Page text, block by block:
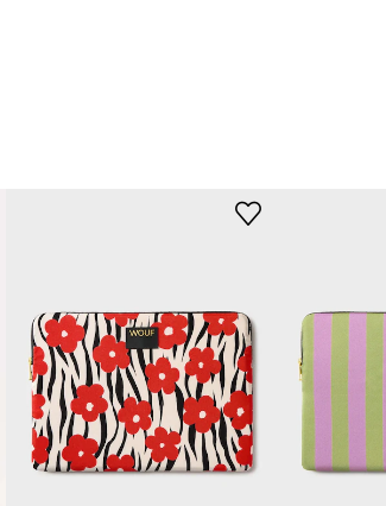
полиестер улеснява сигурното затваряне